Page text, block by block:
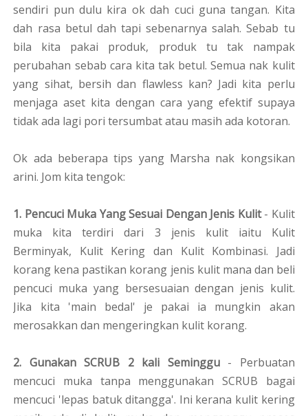
sendiri pun dulu kira ok dah cuci guna tangan. Kita
dah rasa betul dah tapi sebenarnya salah. Sebab tu
bila kita pakai produk, produk tu tak nampak
perubahan sebab cara kita tak betul. Semua nak kulit
yang sihat, bersih dan flawless kan? Jadi kita perlu
menjaga aset kita dengan cara yang efektif supaya
tidak ada lagi pori tersumbat atau masih ada kotoran.
Ok ada beberapa tips yang Marsha nak kongsikan
arini. Jom kita tengok:
1. Pencuci Muka Yang Sesuai Dengan Jenis Kulit- Kulit
muka kita terdiri dari 3 jenis kulit iaitu Kulit
Berminyak, Kulit Kering dan Kulit Kombinasi. Jadi
korang kena pastikan korang jenis kulit mana dan beli
pencuci muka yang bersesuaian dengan jenis kulit.
Jika kita 'main bedal' je pakai ia mungkin akan
merosakkan dan mengeringkan kulit korang.
2. Gunakan SCRUB 2 kali Seminggu- Perbuatan
mencuci muka tanpa menggunakan SCRUB bagai
mencuci 'lepas batuk ditangga'. Ini kerana kulit kering